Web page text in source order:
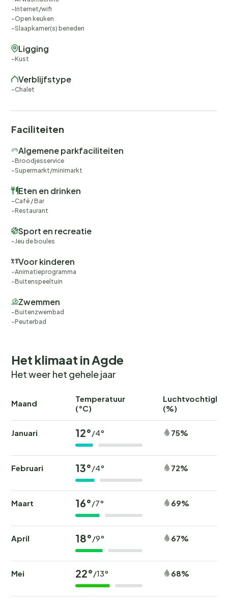
Internet/wifi
Open keuken
Slaapkamer(s) beneden
Ligging
Kust
Verblijfstype
Chalet
Faciliteiten
Algemene parkfaciliteiten
Broodjesservice
Supermarkt/minimarkt
Eten en drinken
Café / Bar
Restaurant
Sport en recreatie
Jeu de boules
Voor kinderen
Animatieprogramma
Buitenspeeltuin
Zwemmen
Buitenzwembad
Peuterbad
Het klimaat in Agde
Het weer het gehele jaar
Maand
Temperatuur
(°C)
(%)
Januari 12°/4° 75%
Februari 13°/4° 72%
Maart 16°/7° 69%
April 18°/9° 67%
Mei 22°/13° 68%